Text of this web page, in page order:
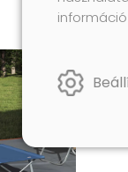
információ